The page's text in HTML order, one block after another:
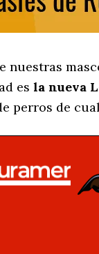
nuestras
es la nueva
perros de